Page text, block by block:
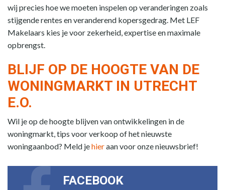
wij precies hoe we moeten inspelen op veranderingen zoals
stijgende rentes en veranderend kopersgedrag. Met LEF
Makelaars kies je voor zekerheid, expertise en maximale
opbrengst.
BLIJF OP DE HOOGTE VAN DE
WONINGMARKT IN UTRECHT
E.O.
Wil je op de hoogte blijven van ontwikkelingen in de
woningmarkt, tips voor verkoop of het nieuwste
woningaanbod? Meld jehieraan voor onze nieuwsbrief!
FACEBOOK